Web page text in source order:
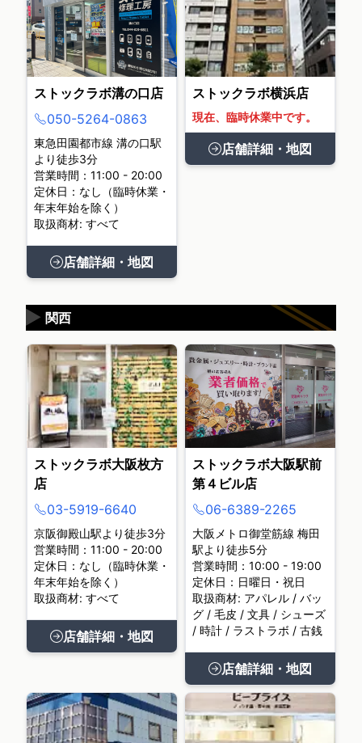
ストックラボ溝の口店
050-5264-0863
東急田園都市線 溝の口駅
より徒歩3分
営業時間：11:00 - 20:00
定休日：なし（臨時休業・
年末年始を除く）
取扱商材: すべて
店舗詳細・地図
ストックラボ横浜店
現在、臨時休業中です。
店舗詳細・地図
関西
▶
ストックラボ大阪枚方
店
03-5919-6640
京阪御殿山駅より徒歩3分
営業時間：11:00 - 20:00
定休日：なし（臨時休業・
年末年始を除く）
取扱商材: すべて
店舗詳細・地図
ストックラボ大阪駅前
第４ビル店
06-6389-2265
大阪メトロ御堂筋線 梅田
駅より徒歩5分
営業時間：10:00 - 19:00
定休日：日曜日・祝日
取扱商材: アパレル / バッ
グ / 毛皮 / 文具 / シューズ
/ 時計 / ラストラボ / 古銭
店舗詳細・地図